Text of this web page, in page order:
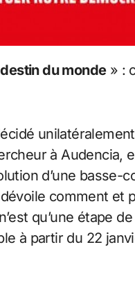
du monde» :
à Audencia,
d’une basse-
comment et
qu’une étape
à partir du 22